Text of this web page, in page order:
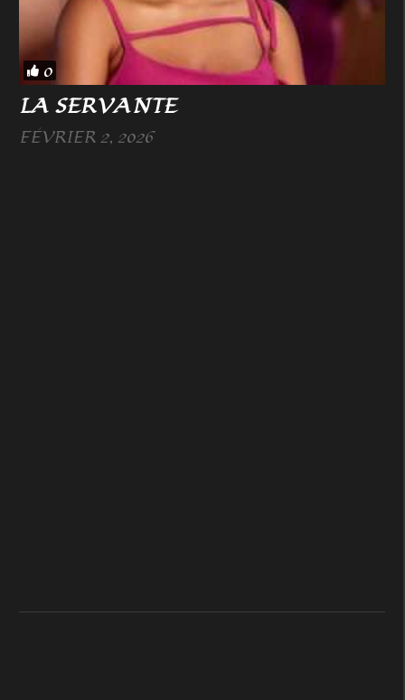
0
LA SERVANTE
FÉVRIER 2, 2026